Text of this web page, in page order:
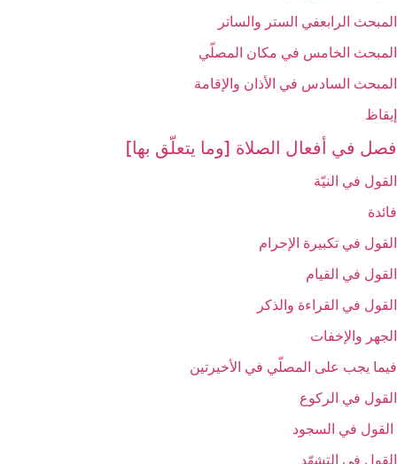
المبحث الرابع‏في الستر والساتر
المبحث الخامس ‏في مكان المصلّي‏
المبحث السادس‏ في الأذان والإقامة
إيقاظ
فصل في أفعال الصلاة [وما يتعلّق بها]
القول في النيّة
فائدة
القول في تكبيرة الإحرام‏
القول في القيام‏
القول في القراءة والذكر
الجهر والإخفات‏
فيما يجب على المصلّي في الأخيرتين‏
القول في الركوع‏
القول في السجود
القول في التشهّد